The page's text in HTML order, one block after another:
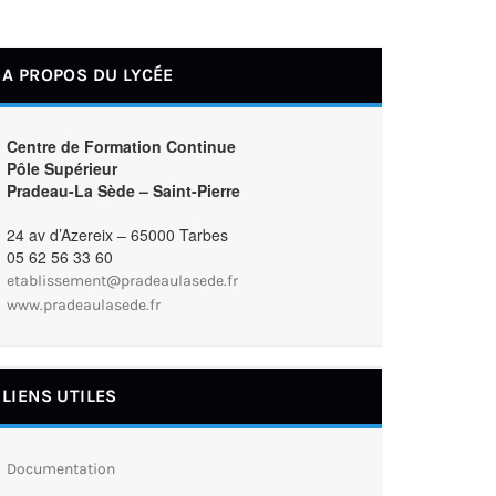
A PROPOS DU LYCÉE
Centre de Formation Continue
Pôle Supérieur
Pradeau-La Sède – Saint-Pierre
24 av d’Azereix – 65000 Tarbes
05 62 56 33 60
etablissement@pradeaulasede.fr
www.pradeaulasede.fr
LIENS UTILES
Documentation